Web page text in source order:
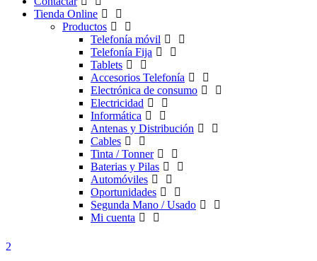
Tienda Online
Productos
Telefonía móvil
Telefonía Fija
Tablets
Accesorios Telefonía
Electrónica de consumo
Electricidad
Informática
Antenas y Distribución
Cables
Tinta / Tonner
Baterias y Pilas
Automóviles
Oportunidades
Segunda Mano / Usado
Mi cuenta